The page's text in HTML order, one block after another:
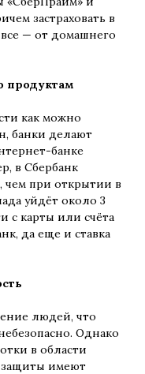
застраховать в
— от домашнего
продуктам
как можно
банки делают
банке
в Сбербанк
чем при открытии в
уйдёт около 3
с карты или счёта
да еще и ставка
людей, что
Однако
в области
защиты имеют